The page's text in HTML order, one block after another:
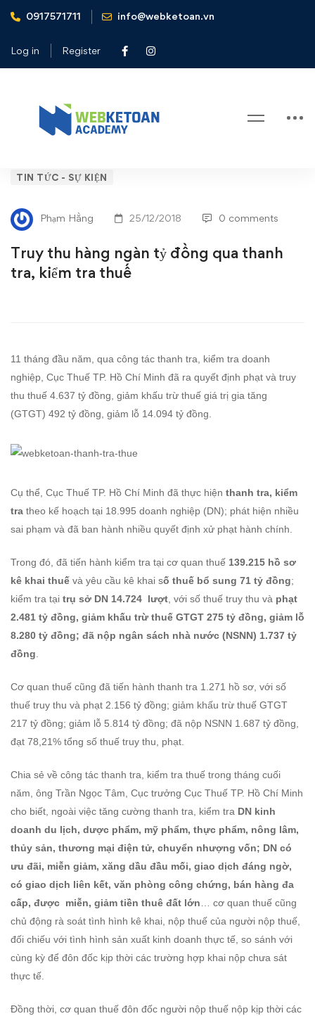
0917571711 info@webketoan.vn
Log in Register
Home
Tin tức - Sự kiện
Truy
thu
hàng
ngàn
qua
thanh
kiểm
tra
thuế
TIN TỨC - SỰ KIỆN
Phạm Hằng 25/12/2018 0 comments
Truy thu hàng ngàn tỷ đồng qua thanh
tra, kiểm tra thuế
11 tháng đầu năm, qua công tác thanh tra, kiểm tra doanh
nghiệp, Cục Thuế TP. Hồ Chí Minh đã ra quyết định phạt và truy
thu thuế 4.637 tỷ đồng, giảm khấu trừ thuế giá trị gia tăng
(GTGT) 492 tỷ đồng, giảm lỗ 14.094 tỷ đồng.
Cụ thể, Cục Thuế TP. Hồ Chí Minh đã thực hiện thanh tra, kiểm
tra theo kế hoạch tại 18.995 doanh nghiệp (DN); phát hiện nhiều
sai phạm và đã ban hành nhiều quyết định xử phạt hành chính.
Trong đó, đã tiến hành kiểm tra tại cơ quan thuế 139.215 hồ sơ
kê khai thuế và yêu cầu kê khai số thuế bổ sung 71 tỷ đồng;
kiểm tra tại trụ sở DN 14.724 lượt , với số thuế truy thu và phạt
2.481 tỷ đồng, giảm khấu trừ thuế GTGT 275 tỷ đồng, giảm lỗ
8.280 tỷ đồng; đã nộp ngân sách nhà nước (NSNN) 1.737 tỷ
đồng
Cơ quan thuế cũng đã tiến hành thanh tra 1.271 hồ sơ, với số
thuế truy thu và phạt 2.156 tỷ đồng; giảm khấu trừ thuế GTGT
217 tỷ đồng; giảm lỗ 5.814 tỷ đồng; đã nộp NSNN 1.687 tỷ đồng,
đạt 78,21% tổng số thuế truy thu, phạt.
Chia sẻ về công tác thanh tra, kiểm tra thuế trong tháng cuối
năm, ông Trần Ngọc Tâm, Cục trưởng Cục Thuế TP. Hồ Chí Minh
cho biết, ngoài việc tăng cường thanh tra, kiểm tra DN kinh
doanh du lịch, dược phẩm, mỹ phẩm, thực phẩm, nông lâm,
thủy sản, thương mại điện tử, chuyển nhượng vốn; DN có
ưu đãi, miễn giảm, xăng dầu đầu mối, giao dịch đáng ngờ,
có giao dịch liên kết, văn phòng công chứng, bán hàng đa
cấp, được miễn, giảm tiền thuê đất lớn … cơ quan thuế cũng
chủ động rà soát tình hình kê khai, nộp thuế của người nộp thuế,
đối chiếu với tình hình sản xuất kinh doanh thực tế, so sánh với
cùng kỳ để đôn đốc kịp thời các trường hợp khai nộp chưa sát
thực tế.
Đồng thời, cơ quan thuế đôn đốc người nộp thuế nộp kịp thời các